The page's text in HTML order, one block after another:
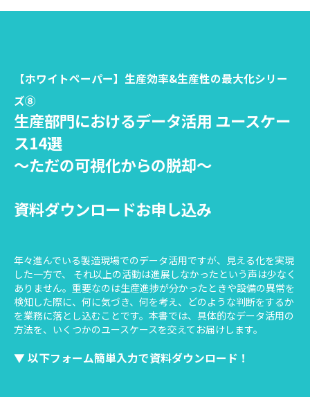
【ホワイトペーパー】生産効率&生産性の最大化シリー
ズ⑧
生産部門におけるデータ活用 ユースケー
ス14選
～ただの可視化からの脱却～
資料ダウンロードお申し込み
年々進んでいる製造現場でのデータ活用ですが、見える化を実現
した一方で、 それ以上の活動は進展しなかったという声は少なく
ありません。重要なのは生産進捗が分かったときや設備の異常を
検知した際に、何に気づき、何を考え、どのような判断をするか
を業務に落とし込むことです。本書では、具体的なデータ活用の
方法を、いくつかのユースケースを交えてお届けします。
▼ 以下フォーム簡単入力で資料ダウンロード！